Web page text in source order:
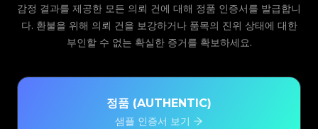
감정 결과를 제공한 모든 의뢰 건에 대해 정품 인증서를 발급합니
다. 환불을 위해 의뢰 건을 보강하거나 품목의 진위 상태에 대한
부인할 수 없는 확실한 증거를 확보하세요.
정품 (AUTHENTIC)
샘플 인증서 보기